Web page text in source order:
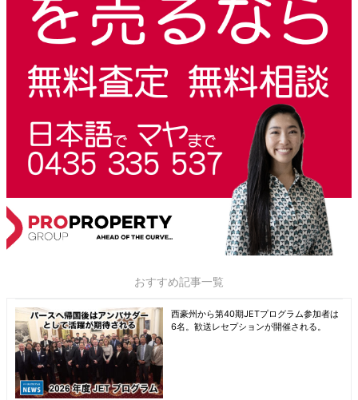
おすすめ記事一覧
西豪州から第40期JETプログラム参加者は
6名。歓送レセプションが開催される。